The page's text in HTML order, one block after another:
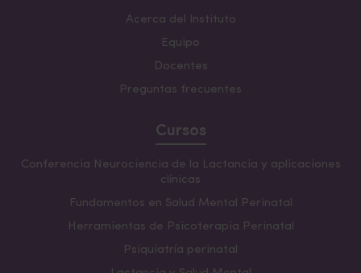
Acerca del Instituto
Equipo
Docentes
Preguntas frecuentes
Cursos
Conferencia Neurociencia de la Lactancia y aplicaciones
clínicas
Fundamentos en Salud Mental Perinatal
Herramientas de Psicoterapia Perinatal
Psiquiatría perinatal